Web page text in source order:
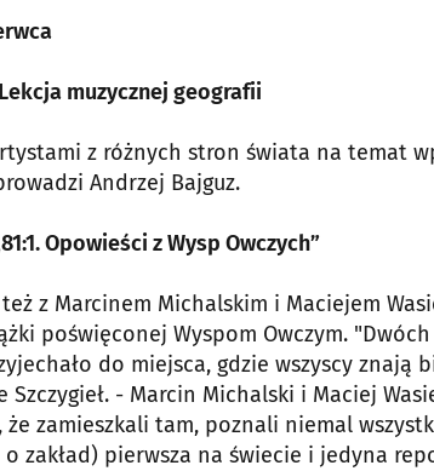
muzycznej geografii
z różnych stron świata na temat
Andrzej Bajguz.
Opowieści z Wysp Owczych”
z Marcinem Michalskim i Maciejem
poświęconej Wyspom Owczym.
do miejsca, gdzie wszyscy znają
Szczygieł. - Marcin Michalski i Maciej
zamieszkali tam, poznali niemal
zakład) pierwsza na świecie i jedyna